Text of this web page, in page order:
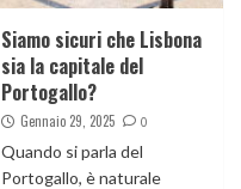
Siamo sicuri che Lisbona
sia la capitale del
Portogallo?
Gennaio 29, 2025 0
Quando si parla del
Portogallo, è naturale